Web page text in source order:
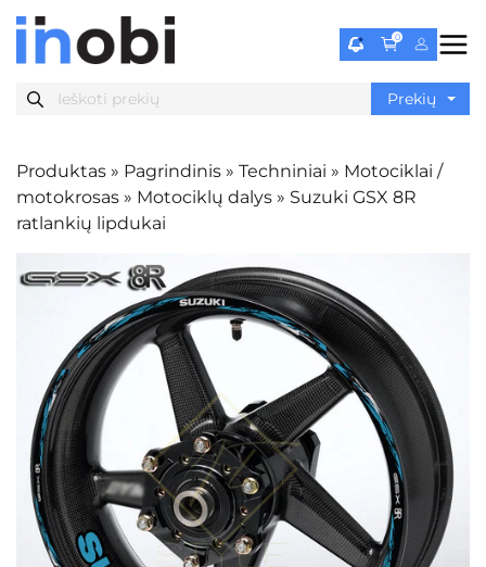
0
Produktas » Pagrindinis » Techniniai » Motociklai /
motokrosas » Motociklų dalys » Suzuki GSX 8R
ratlankių lipdukai